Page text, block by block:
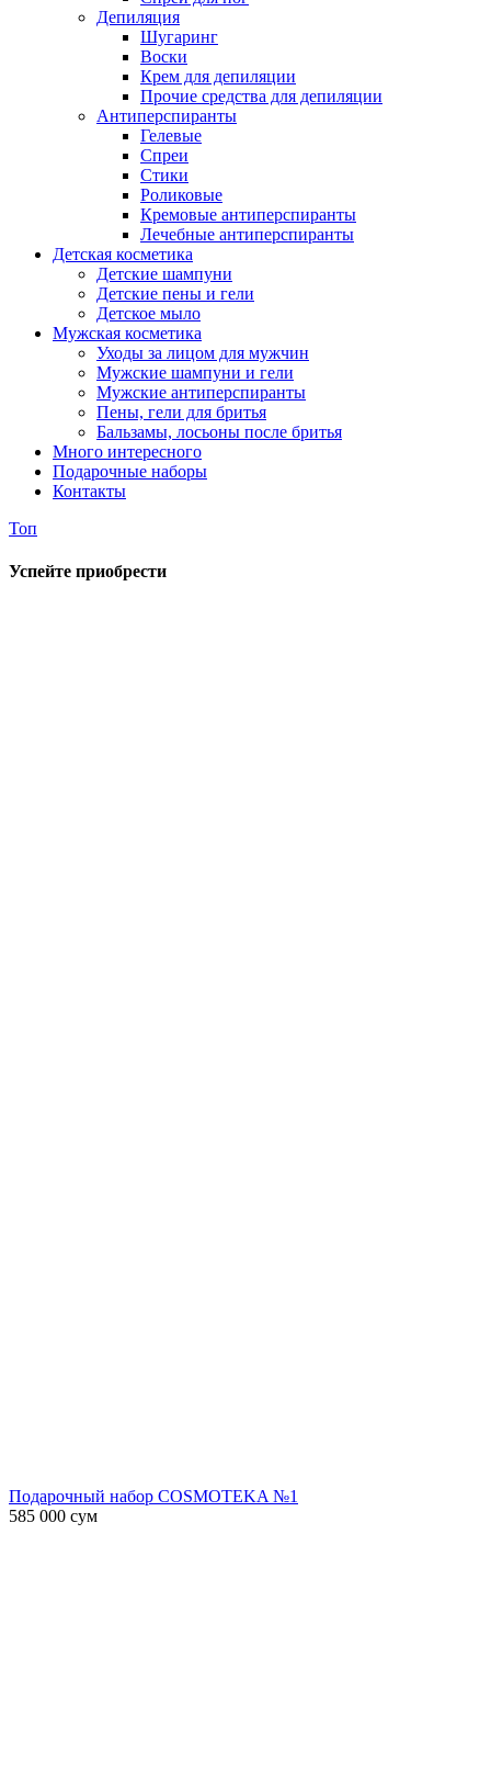
Депиляция
Шугаринг
Воски
Крем для депиляции
Прочие средства для депиляции
Антиперспиранты
Гелевые
Спреи
Стики
Роликовые
Кремовые антиперспиранты
Лечебные антиперспиранты
Детская косметика
Детские шампуни
Детские пены и гели
Детское мыло
Мужская косметика
Уходы за лицом для мужчин
Мужские шампуни и гели
Мужские антиперспиранты
Пены, гели для бритья
Бальзамы, лосьоны после бритья
Много интересного
Подарочные наборы
Контакты
Топ
Успейте приобрести
Подарочный набор COSMOTEKA №1
585 000 сум